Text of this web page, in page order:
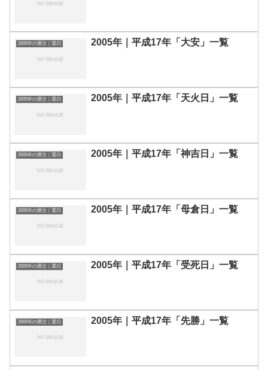
2005年の暦注｜選日 2005年｜平成17年「大安」一覧
2005年の暦注｜選日 2005年｜平成17年「天火日」一覧
2005年の暦注｜選日 2005年｜平成17年「神吉日」一覧
2005年の暦注｜選日 2005年｜平成17年「母倉日」一覧
2005年の暦注｜選日 2005年｜平成17年「受死日」一覧
2005年の暦注｜選日 2005年｜平成17年「先勝」一覧